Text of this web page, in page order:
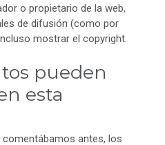
o propietario de la web,
de difusión (como por
mostrar el copyright.
pueden
esta
antes, los